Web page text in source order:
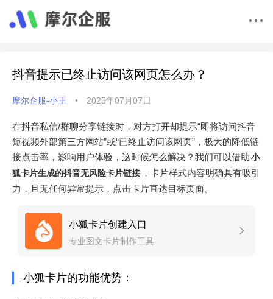
抖音提示已终止访问该网页怎么办？
摩尔企服-小王 • 2025年07月07日
在抖音私信/群聊分享链接时，对方打开却提示“即将访问抖音
短视频外部第三方网站”或“已终止访问该网页”，极大的降低链
接点击率，影响用户体验，这时候怎么解决？我们可以借助小
狐卡片生成的抖音无风险卡片链接 ，卡片样式内容明确具有吸引
力，且无任何异常提示，点击卡片直达目标页面。
小狐卡片创建入口
专业图文卡片制作工具
小狐卡片的功能优势：